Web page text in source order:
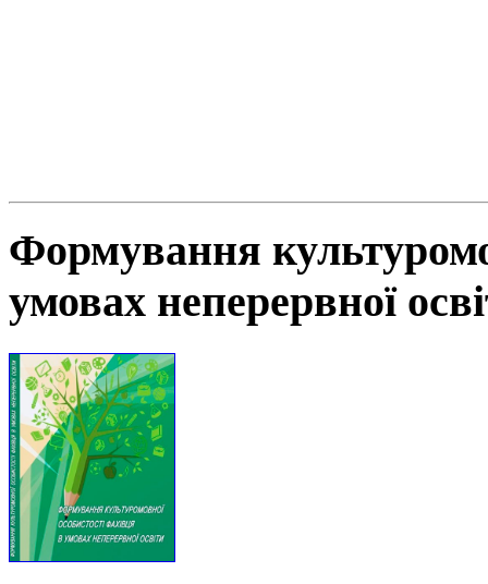
Формування
умовах неперервної